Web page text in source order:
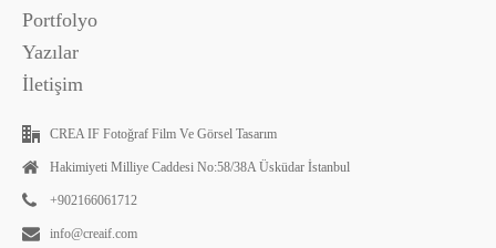
Portfolyo
Yazılar
İletişim
CREA IF Fotoğraf Film Ve Görsel Tasarım
Hakimiyeti Milliye Caddesi No:58/38A Üsküdar İstanbul
+902166061712
info@creaif.com